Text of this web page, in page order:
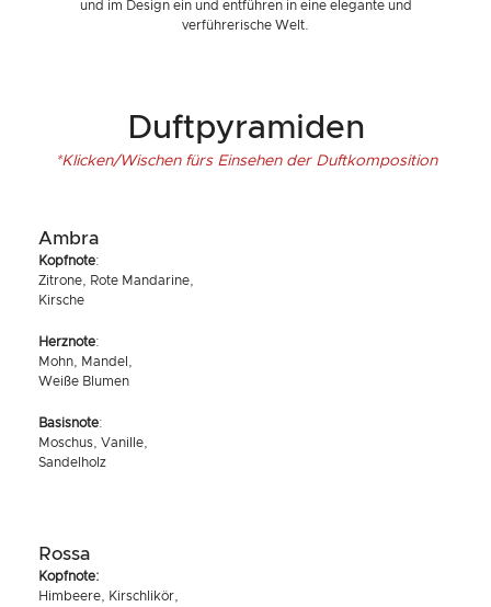
und im Design ein und entführen in eine elegante und
verführerische Welt.
Duftpyramiden
*Klicken/Wischen fürs Einsehen der Duftkomposition
Ambra
Kopfnote:
Zitrone, Rote Mandarine,
Kirsche
Herznote:
Mohn, Mandel,
Weiße Blumen
Basisnote:
Moschus, Vanille,
Sandelholz
Rossa
Kopfnote:
Himbeere, Kirschlikör,